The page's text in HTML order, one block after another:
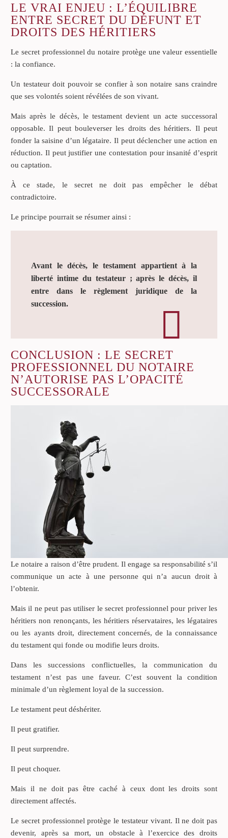
LE VRAI ENJEU : L’ÉQUILIBRE
ENTRE SECRET DU DÉFUNT ET
DROITS DES HÉRITIERS
Le secret professionnel du notaire protège une valeur essentielle
: la confiance.
Un testateur doit pouvoir se confier à son notaire sans craindre
que ses volontés soient révélées de son vivant.
Mais après le décès, le testament devient un acte successoral
opposable. Il peut bouleverser les droits des héritiers. Il peut
fonder la saisine d’un légataire. Il peut déclencher une action en
réduction. Il peut justifier une contestation pour insanité d’esprit
ou captation.
À ce stade, le secret ne doit pas empêcher le débat
contradictoire.
Le principe pourrait se résumer ainsi :
Avant le décès, le testament appartient à la
liberté intime du testateur ; après le décès, il
entre dans le règlement juridique de la
succession.
CONCLUSION : LE SECRET
PROFESSIONNEL DU NOTAIRE
N’AUTORISE PAS L’OPACITÉ
SUCCESSORALE
Le notaire a raison d’être prudent. Il engage sa responsabilité s’il
communique un acte à une personne qui n’a aucun droit à
l’obtenir.
Mais il ne peut pas utiliser le secret professionnel pour priver les
héritiers non renonçants, les héritiers réservataires, les légataires
ou les ayants droit, directement concernés, de la connaissance
du testament qui fonde ou modifie leurs droits.
Dans les successions conflictuelles, la communication du
testament n’est pas une faveur. C’est souvent la condition
minimale d’un règlement loyal de la succession.
Le testament peut déshériter.
Il peut gratifier.
Il peut surprendre.
Il peut choquer.
Mais il ne doit pas être caché à ceux dont les droits sont
directement affectés.
Le secret professionnel protège le testateur vivant. Il ne doit pas
devenir, après sa mort, un obstacle à l’exercice des droits